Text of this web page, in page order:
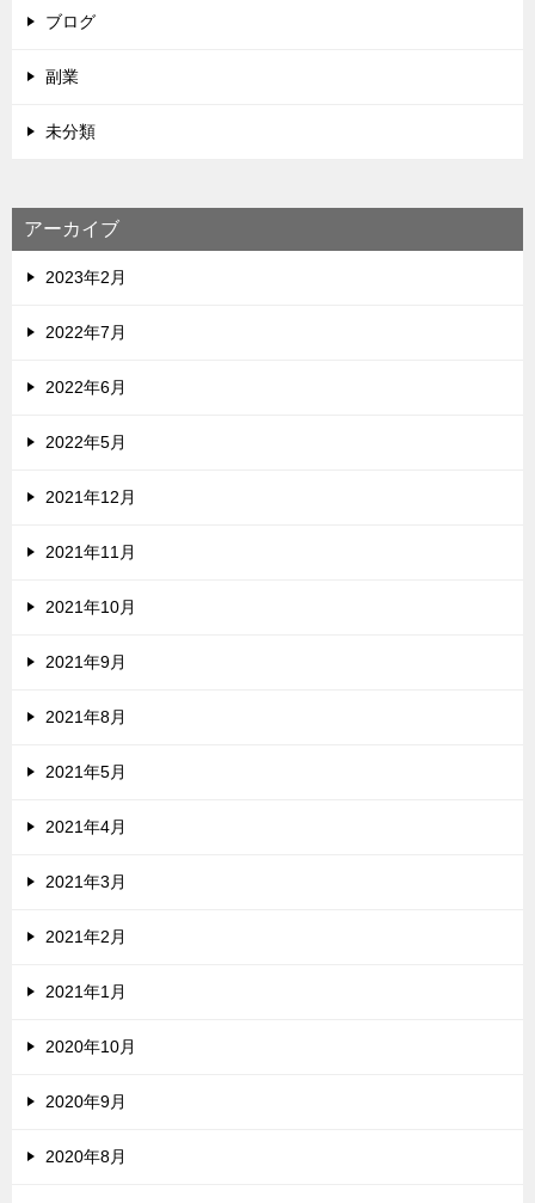
ブログ
副業
未分類
アーカイブ
2023年2月
2022年7月
2022年6月
2022年5月
2021年12月
2021年11月
2021年10月
2021年9月
2021年8月
2021年5月
2021年4月
2021年3月
2021年2月
2021年1月
2020年10月
2020年9月
2020年8月